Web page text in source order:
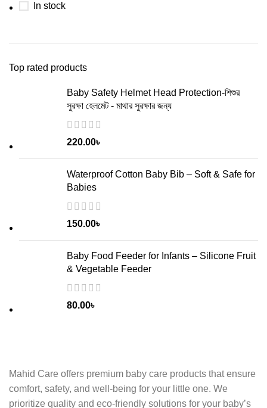
In stock
Top rated products
Baby Safety Helmet Head Protection-শিশুর
সুরক্ষা হেলমেট - মাথার সুরক্ষার জন্য
220.00৳
Waterproof Cotton Baby Bib – Soft & Safe for
Babies
150.00৳
Baby Food Feeder for Infants – Silicone Fruit
& Vegetable Feeder
80.00৳
Mahid Care offers premium baby care products that ensure
comfort, safety, and well-being for your little one. We
prioritize quality and eco-friendly solutions for your baby’s